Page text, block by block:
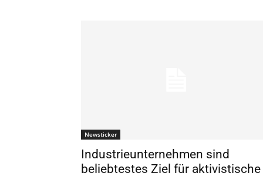
Newsticker
Industrieunternehmen sind
beliebtestes Ziel für aktivistische